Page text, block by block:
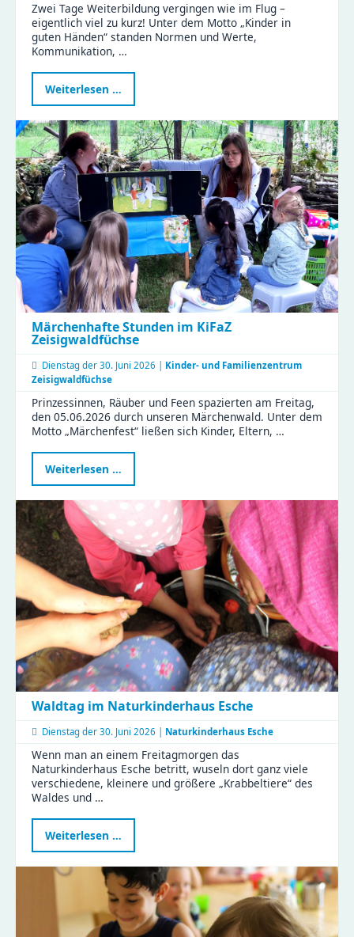
Zwei Tage Weiterbildung vergingen wie im Flug –
eigentlich viel zu kurz! Unter dem Motto „Kinder in
guten Händen“ standen Normen und Werte,
Kommunikation, …
Weiterlesen …
in
guten
Händen
–
Weiterbildung
mit
Sonne,
Regen
und
vielen
Perspektiven
Märchenhafte Stunden im KiFaZ
Zeisigwaldfüchse
Dienstag der 30. Juni 2026 | Kinder- und Familienzentrum
Zeisigwaldfüchse
Prinzessinnen, Räuber und Feen spazierten am Freitag,
den 05.06.2026 durch unseren Märchenwald. Unter dem
Motto „Märchenfest“ ließen sich Kinder, Eltern, …
Weiterlesen …
Stunden
Zeisigwaldfüchse
Waldtag im Naturkinderhaus Esche
Dienstag der 30. Juni 2026 | Naturkinderhaus Esche
Wenn man an einem Freitagmorgen das
Naturkinderhaus Esche betritt, wuseln dort ganz viele
verschiedene, kleinere und größere „Krabbeltiere“ des
Waldes und …
Weiterlesen …
im
Esche